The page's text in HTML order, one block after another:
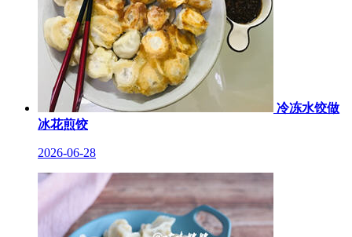
冷冻水饺做
冰花煎饺
2026-06-28